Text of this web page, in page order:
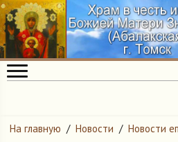
На главную / Новости / Новости